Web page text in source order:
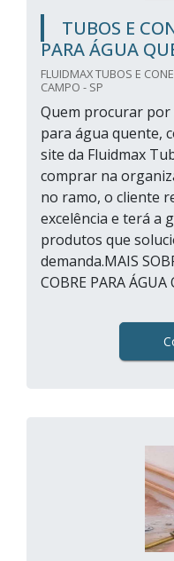
TUBOS E
PARA ÁGUA
FLUIDMAX TUBOS E
CAMPO - SP
Quem procurar por
para água quente,
site da Fluidmax
comprar na
no ramo, o cliente
excelência e terá a
produtos que
demanda.MAIS
COBRE PARA